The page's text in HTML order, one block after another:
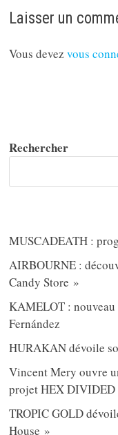
Laisser un
Vous devezvous
Rechercher
MUSCADEATH :
AIRBOURNE :
Candy Store »
KAMELOT :
Fernández
HURAKAN dévoile
Vincent Mery ouvre
projet HEX DIVIDED
TROPIC GOLD
House »